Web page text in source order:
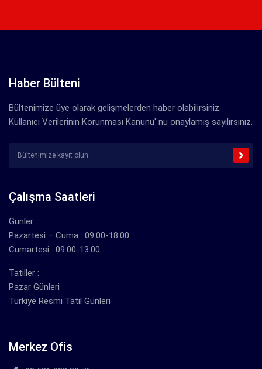
Haber Bülteni
Bültenimize üye olarak gelişmelerden haber olabilirsiniz.
Kullanıcı Verilerinin Korunması Kanunu' nu onaylamış sayılırsınız.
Çalışma Saatleri
Günler :
Pazartesi – Cuma : 09:00-18:00
Cumartesi : 09:00-13:00
Tatiller :
Pazar Günleri
Türkiye Resmi Tatil Günleri
Merkez Ofis